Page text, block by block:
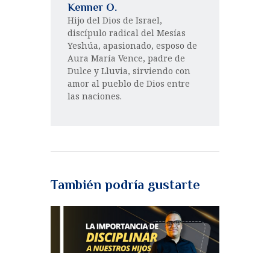
Kenner O.
Hijo del Dios de Israel,
discípulo radical del Mesías
Yeshúa, apasionado, esposo de
Aura María Vence, padre de
Dulce y Lluvia, sirviendo con
amor al pueblo de Dios entre
las naciones.
También podría gustarte